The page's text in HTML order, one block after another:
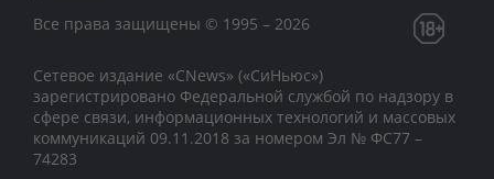
Все права защищены © 1995 – 2026
Сетевое издание «CNews» («СиНьюс»)
зарегистрировано Федеральной службой по надзору в
сфере связи, информационных технологий и массовых
коммуникаций 09.11.2018 за номером Эл № ФС77 –
74283